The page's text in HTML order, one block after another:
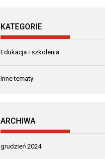
KATEGORIE
Edukacja i szkolenia
Inne tematy
ARCHIWA
grudzień 2024